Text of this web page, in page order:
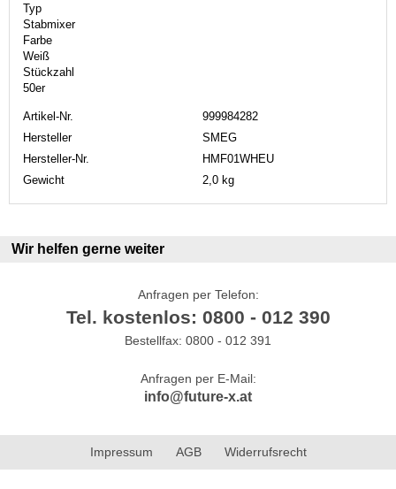
Typ
Stabmixer
Farbe
Weiß
Stückzahl
50er
Artikel-Nr.
999984282
Hersteller
SMEG
Hersteller-Nr.
HMF01WHEU
Gewicht
2,0 kg
Wir helfen gerne weiter
Anfragen per Telefon:
Tel. kostenlos: 0800 - 012 390
Bestellfax: 0800 - 012 391
Anfragen per E-Mail:
info@future-x.at
Impressum AGB Widerrufsrecht